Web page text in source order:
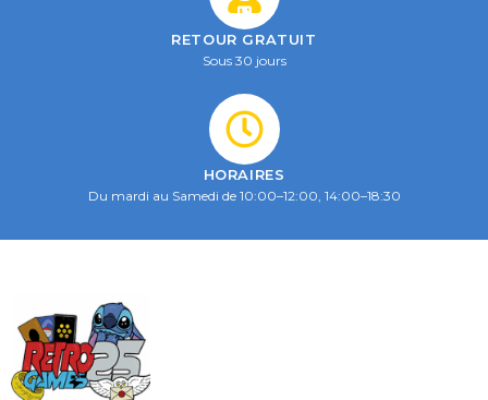
RETOUR GRATUIT
Sous 30 jours
HORAIRES
Du mardi au Samedi de 10:00–12:00, 14:00–18:30